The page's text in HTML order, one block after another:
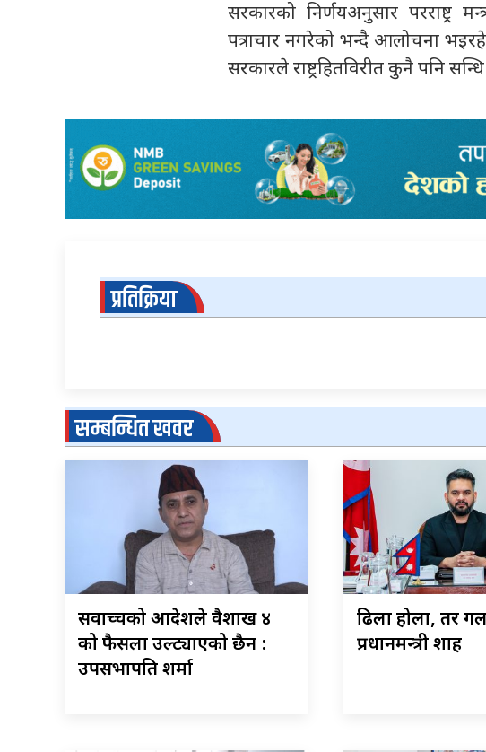
सरकारको निर्णयअनुसार परराष्ट्र
पत्राचार नगरेको भन्दै आलोचना
सरकारले राष्ट्रहितविरीत कुनै पनि
प्रतिक्रिया
सम्बन्धित खवर
सर्वोच्चको आदेशले वैशाख ४
को फैसला उल्ट्याएको छैन :
उपसभापति शर्मा
ढिला होला, तर
प्रधानमन्त्री शाह